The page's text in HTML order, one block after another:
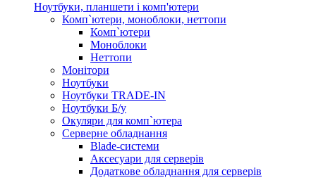
Ноутбуки, планшети і комп'ютери
Комп`ютери, моноблоки, неттопи
Комп`ютери
Моноблоки
Неттопи
Монітори
Ноутбуки
Ноутбуки TRADE-IN
Ноутбуки Б/у
Окуляри для комп`ютера
Серверне обладнання
Blade-системи
Аксесуари для серверів
Додаткове обладнання для серверів